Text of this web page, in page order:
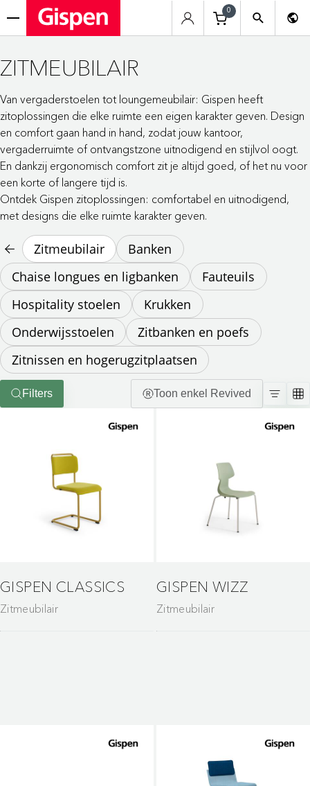
0
ZITMEUBILAIR
Van vergaderstoelen tot loungemeubilair: Gispen heeft
zitoplossingen die elke ruimte een eigen karakter geven. Design
en comfort gaan hand in hand, zodat jouw kantoor,
vergaderruimte of ontvangstzone uitnodigend en stijlvol oogt.
En dankzij ergonomisch comfort zit je altijd goed, of het nu voor
een korte of langere tijd is.
Ontdek Gispen zitoplossingen: comfortabel en uitnodigend,
met designs die elke ruimte karakter geven.
Zitmeubilair
Banken
Chaise longues en ligbanken
Fauteuils
Hospitality stoelen
Krukken
Onderwijsstoelen
Zitbanken en poefs
Zitnissen en hogerugzitplaatsen
Filters Toon enkel Revived
GISPEN CLASSICS
Zitmeubilair
GISPEN WIZZ
Zitmeubilair